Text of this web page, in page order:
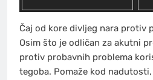
Čaj od kore divljeg nara protiv
Osim što je odličan za akutni
protiv probavnih problema
tegoba. Pomaže kod